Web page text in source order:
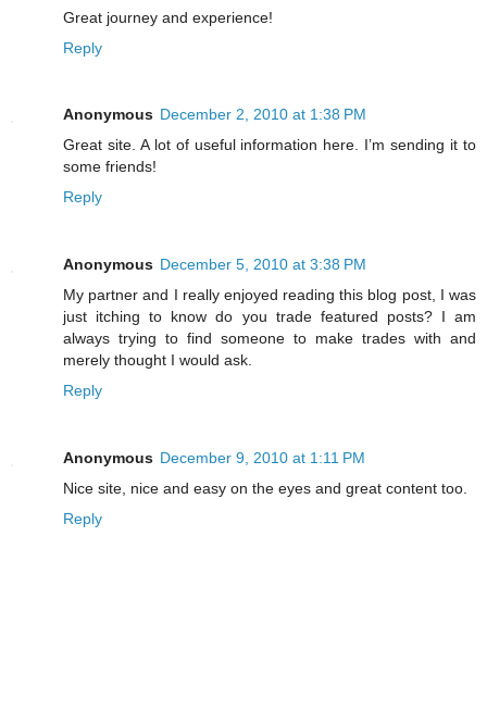
Great journey and experience!
Reply
Anonymous December 2, 2010 at 1:38 PM
Great site. A lot of useful information here. I’m sending it to
some friends!
Reply
Anonymous December 5, 2010 at 3:38 PM
My partner and I really enjoyed reading this blog post, I was
just itching to know do you trade featured posts? I am
always trying to find someone to make trades with and
merely thought I would ask.
Reply
Anonymous December 9, 2010 at 1:11 PM
Nice site, nice and easy on the eyes and great content too.
Reply